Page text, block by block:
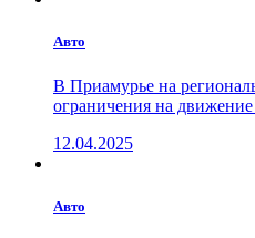
Авто
В Приамурье на
ограничения на
12.04.2025
Авто